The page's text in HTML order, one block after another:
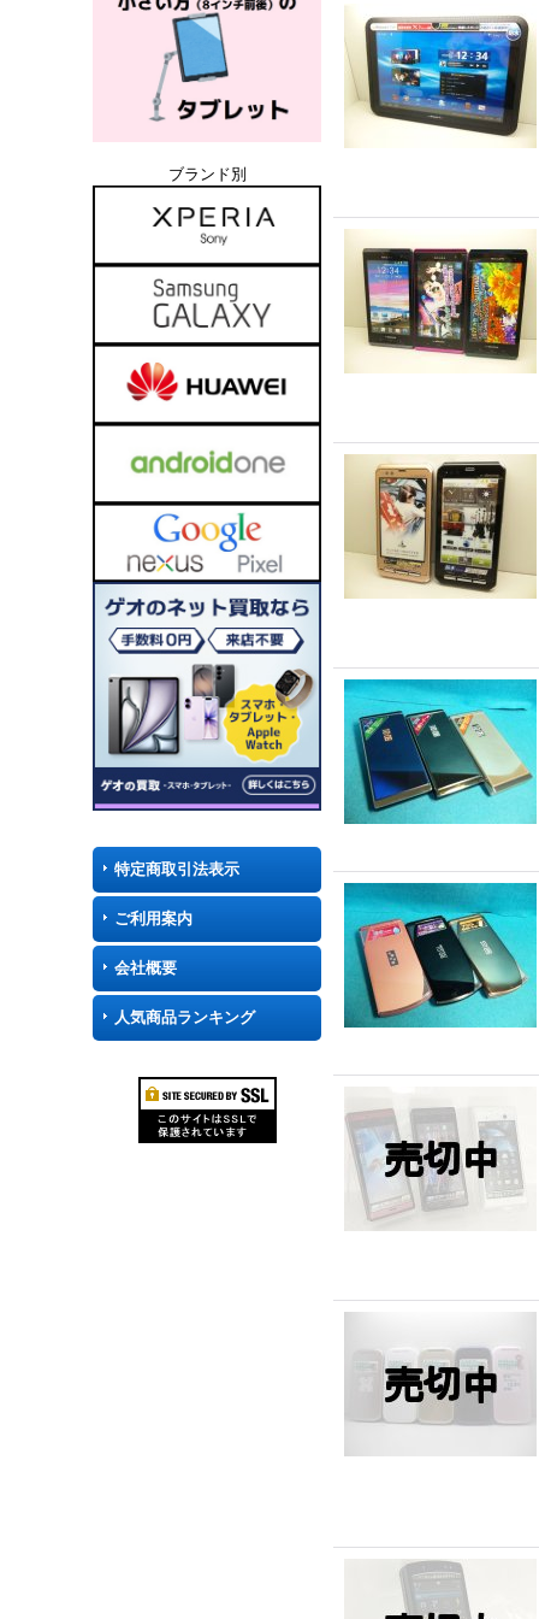
ブランド別
特定商取引法表示
ご利用案内
会社概要
人気商品ランキング